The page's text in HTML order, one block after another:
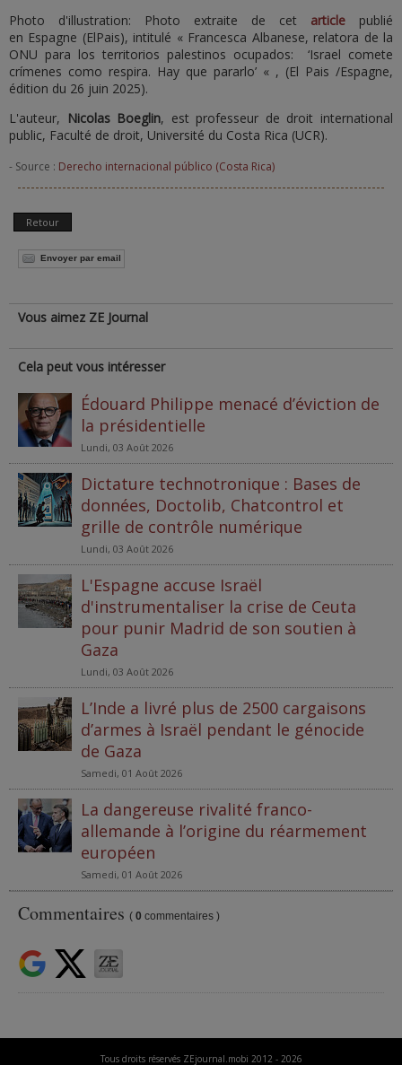
Photo d'illustration: Photo extraite de cet article publié
en Espagne (ElPais), intitulé « Francesca Albanese, relatora de la
ONU para los territorios palestinos ocupados: ‘Israel comete
crímenes como respira. Hay que pararlo’ « , (El Pais /Espagne,
édition du 26 juin 2025).
L'auteur, Nicolas Boeglin, est professeur de droit international
public, Faculté de droit, Université du Costa Rica (UCR).
- Source : Derecho internacional público (Costa Rica)
Retour
Envoyer par email
Vous aimez ZE Journal
Cela peut vous intéresser
Édouard Philippe menacé d’éviction de
la présidentielle
Lundi, 03 Août 2026
Dictature technotronique : Bases de
données, Doctolib, Chatcontrol et
grille de contrôle numérique
Lundi, 03 Août 2026
L'Espagne accuse Israël
d'instrumentaliser la crise de Ceuta
pour punir Madrid de son soutien à
Gaza
Lundi, 03 Août 2026
L’Inde a livré plus de 2500 cargaisons
d’armes à Israël pendant le génocide
de Gaza
Samedi, 01 Août 2026
La dangereuse rivalité franco-
allemande à l’origine du réarmement
européen
Samedi, 01 Août 2026
Commentaires ( 0 commentaires )
Tous droits réservés ZEjournal.mobi 2012 - 2026